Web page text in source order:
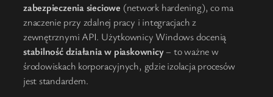
zabezpieczenia sieciowe (network hardening), co ma
znaczenie przy zdalnej pracy i integracjach z
zewnętrznymi API. Użytkownicy Windows docenią
stabilność działania w piaskownicy– to ważne w
środowiskach korporacyjnych, gdzie izolacja procesów
jest standardem.